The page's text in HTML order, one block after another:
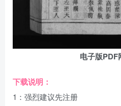
电子版PDF
下载说明：
1：强烈建议先注册